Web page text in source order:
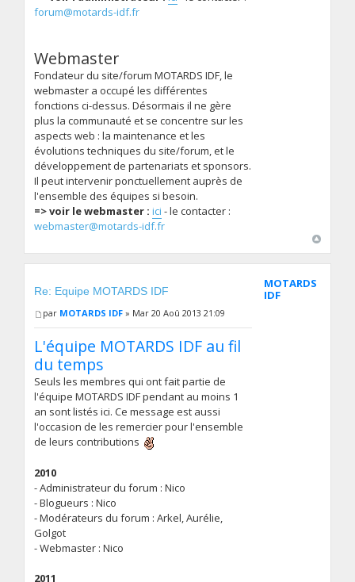
forum@motards-idf.fr
Webmaster
Fondateur du site/forum MOTARDS IDF, le
webmaster a occupé les différentes
fonctions ci-dessus. Désormais il ne gère
plus la communauté et se concentre sur les
aspects web : la maintenance et les
évolutions techniques du site/forum, et le
développement de partenariats et sponsors.
Il peut intervenir ponctuellement auprès de
l'ensemble des équipes si besoin.
=> voir le webmaster : ici - le contacter :
webmaster@motards-idf.fr
Re: Equipe MOTARDS IDF
par MOTARDS IDF » Mar 20 Aoû 2013 21:09
L'équipe MOTARDS IDF au fil
du temps
Seuls les membres qui ont fait partie de
l'équipe MOTARDS IDF pendant au moins 1
an sont listés ici. Ce message est aussi
l'occasion de les remercier pour l'ensemble
de leurs contributions
2010
- Administrateur du forum : Nico
- Blogueurs : Nico
- Modérateurs du forum : Arkel, Aurélie,
Golgot
- Webmaster : Nico
2011
MOTARDS
IDF